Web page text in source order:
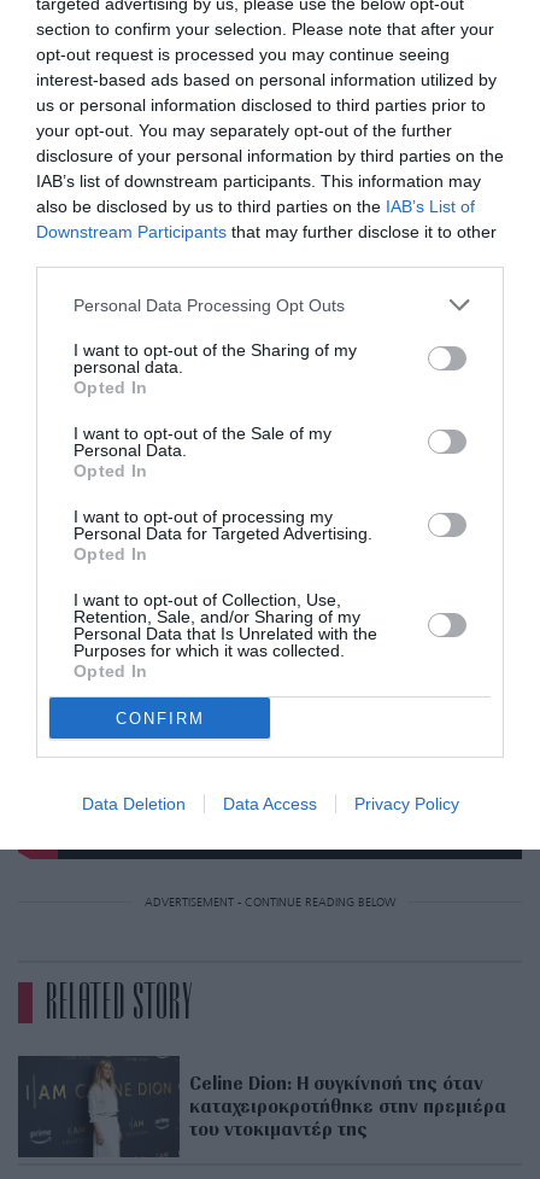
section to confirm your selection. Please note that after your
opt-out request is processed you may continue seeing
interest-based ads based on personal information utilized by
us or personal information disclosed to third parties prior to
your opt-out. You may separately opt-out of the further
disclosure of your personal information by third parties on the
IAB’s list of downstream participants. This information may
also be disclosed by us to third parties on the IAB’s List of
Downstream Participants that may further disclose it to other
Personal Data Processing Opt Outs
I want to opt-out of the Sharing of my
personal data.
Opted In
I want to opt-out of the Sale of my
Personal Data.
Opted In
I want to opt-out of processing my
Personal Data for Targeted Advertising.
Opted In
I want to opt-out of Collection, Use,
Retention, Sale, and/or Sharing of my
Personal Data that Is Unrelated with the
Purposes for which it was collected.
Opted In
CONFIRM
Data Deletion Data Access Privacy Policy
«Βλέπω τη ζωή μου και αγαπώ κάθε
κομμάτι της. Όταν ένα κορίτσι
αγαπάει τα παπούτσια του, θα βρει
πάντα τρόπους να της ταιριάξουν.
Όποιο κι αν είναι το νούμερο, δώστε το
μου και πάμε».
»Είναι φανταστικό να κάνεις ηχογραφήσεις.
Αλλά ακόμα πιο φανταστικό να ανεβαίνεις στη
αλλά να τις ακυρώνεις. Δουλεύω σκληρά
καθημερινά αλλά πρέπει να παραδεχτώ ότι
είναι ένας αγώνας. Μου λείπει ο κόσμος. Αν δεν
μπορώ να περπατήσω, θα μπουσουλήσω».
Δείτε το τρέιλερ:
ADVERTISEMENT - CONTINUE READING BELOW
RELATED STORY
Celine Dion: Η συγκίνησή της όταν
καταχειροκροτήθηκε στην πρεμιέρα
του ντοκιμαντέρ της